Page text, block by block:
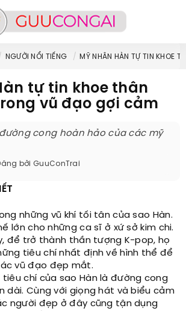
NGƯỜI NỔI TIẾNG MỸ NHÂN HÀN TỰ TIN KHOE
tự tin khoe thân
vũ đạo gợi cảm
cong hoàn hảo của các mỹ
bởi GuuConTrai
những vũ khí tối tân của sao Hàn.
lớn cho những ca sĩ ở xứ sở kim chi.
để trở thành thần tượng K-pop, họ
tiêu chí nhất định về hình thể để
vũ đạo đẹp mắt.
chí của sao Hàn là đường cong
dài. Cùng với giọng hát và biểu cảm
người đẹp ở đây cũng tận dụng